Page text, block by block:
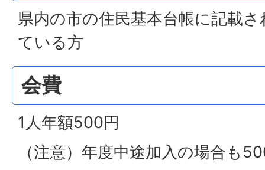
県内の市の住民基本台帳に記載さ
ている方
会費
1人年額500円
（注意）年度中途加入の場合も